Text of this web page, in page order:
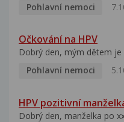
Pohlavní nemoci
Očkování na HPV
Dobrý den, mým dětem je
Pohlavní nemoci
HPV pozitivní
Dobrý den, manželka po